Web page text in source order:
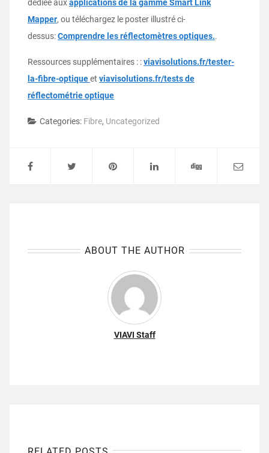
dédiée auxapplications de la gamme Smart Link
Mapper, ou téléchargez le poster illustré ci-
dessus:Comprendre les réflectomètres optiques..
Ressources supplémentaires : :viavisolutions.fr/tester-
la-fibre-optiqueet viavisolutions.fr/tests de
réflectométrie optique
Categories: Fibre, Uncategorized
ABOUT THE AUTHOR
VIAVI Staff